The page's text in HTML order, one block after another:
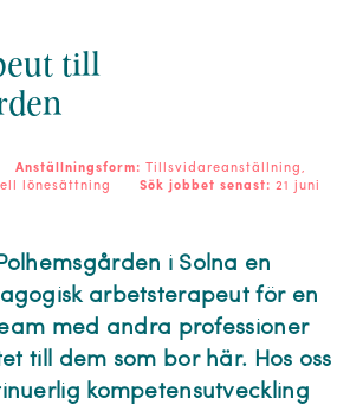
till
Anställningsform:
Tillsvidareanställning,
lönesättning Sök jobbet senast: 21 juni
i Solna en
arbetsterapeut för en
med andra professioner
till dem som bor här. Hos oss
kompetensutveckling